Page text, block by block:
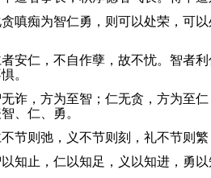
贪嗔痴为智仁勇，则可以处荣，可
者安仁，不自作孽，故不忧。智者
。
无诈，方为至智；仁无贪，方为至
、仁、勇。
不节则弛，义不节则刻，礼不节则
以知止，仁以知足，义以知进，勇